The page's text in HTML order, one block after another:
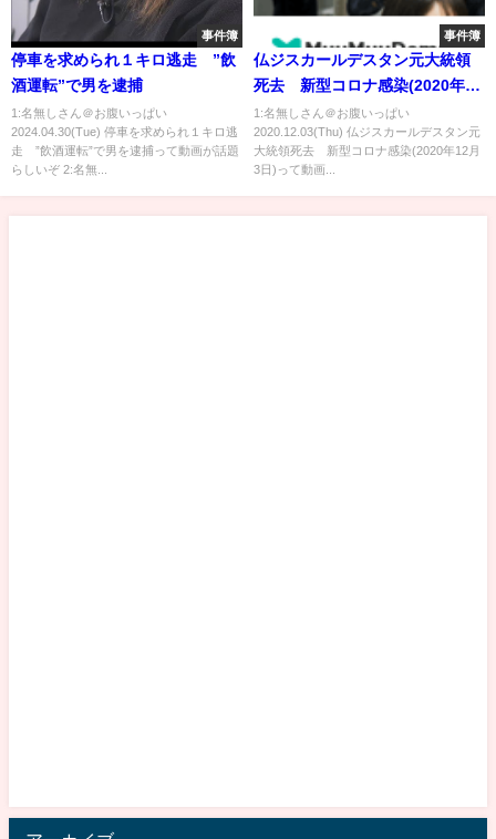
事件簿
停車を求められ１キロ逃走 ”飲
酒運転”で男を逮捕
1:名無しさん＠お腹いっぱい
2024.04.30(Tue) 停車を求められ１キロ逃
走 ”飲酒運転”で男を逮捕って動画が話題
らしいぞ 2:名無...
事件簿
仏ジスカールデスタン元大統領
死去 新型コロナ感染(2020年12
月3日)
1:名無しさん＠お腹いっぱい
2020.12.03(Thu) 仏ジスカールデスタン元
大統領死去 新型コロナ感染(2020年12月
3日)って動画...